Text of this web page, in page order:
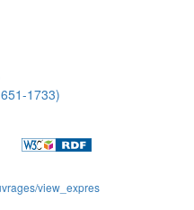
1733)
view_expres